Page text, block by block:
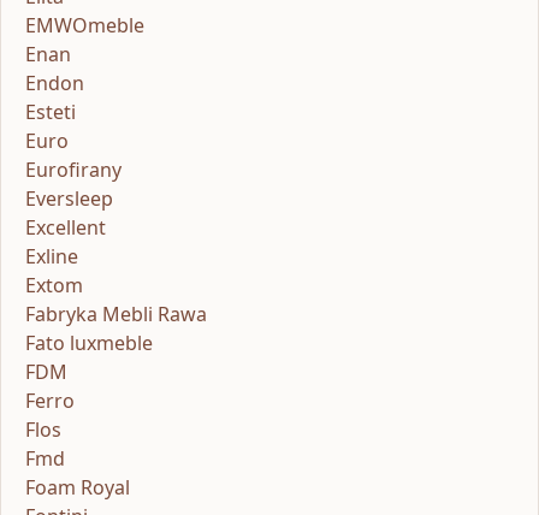
EMWOmeble
Enan
Endon
Esteti
Euro
Eurofirany
Eversleep
Excellent
Exline
Extom
Fabryka Mebli Rawa
Fato luxmeble
FDM
Ferro
Flos
Fmd
Foam Royal